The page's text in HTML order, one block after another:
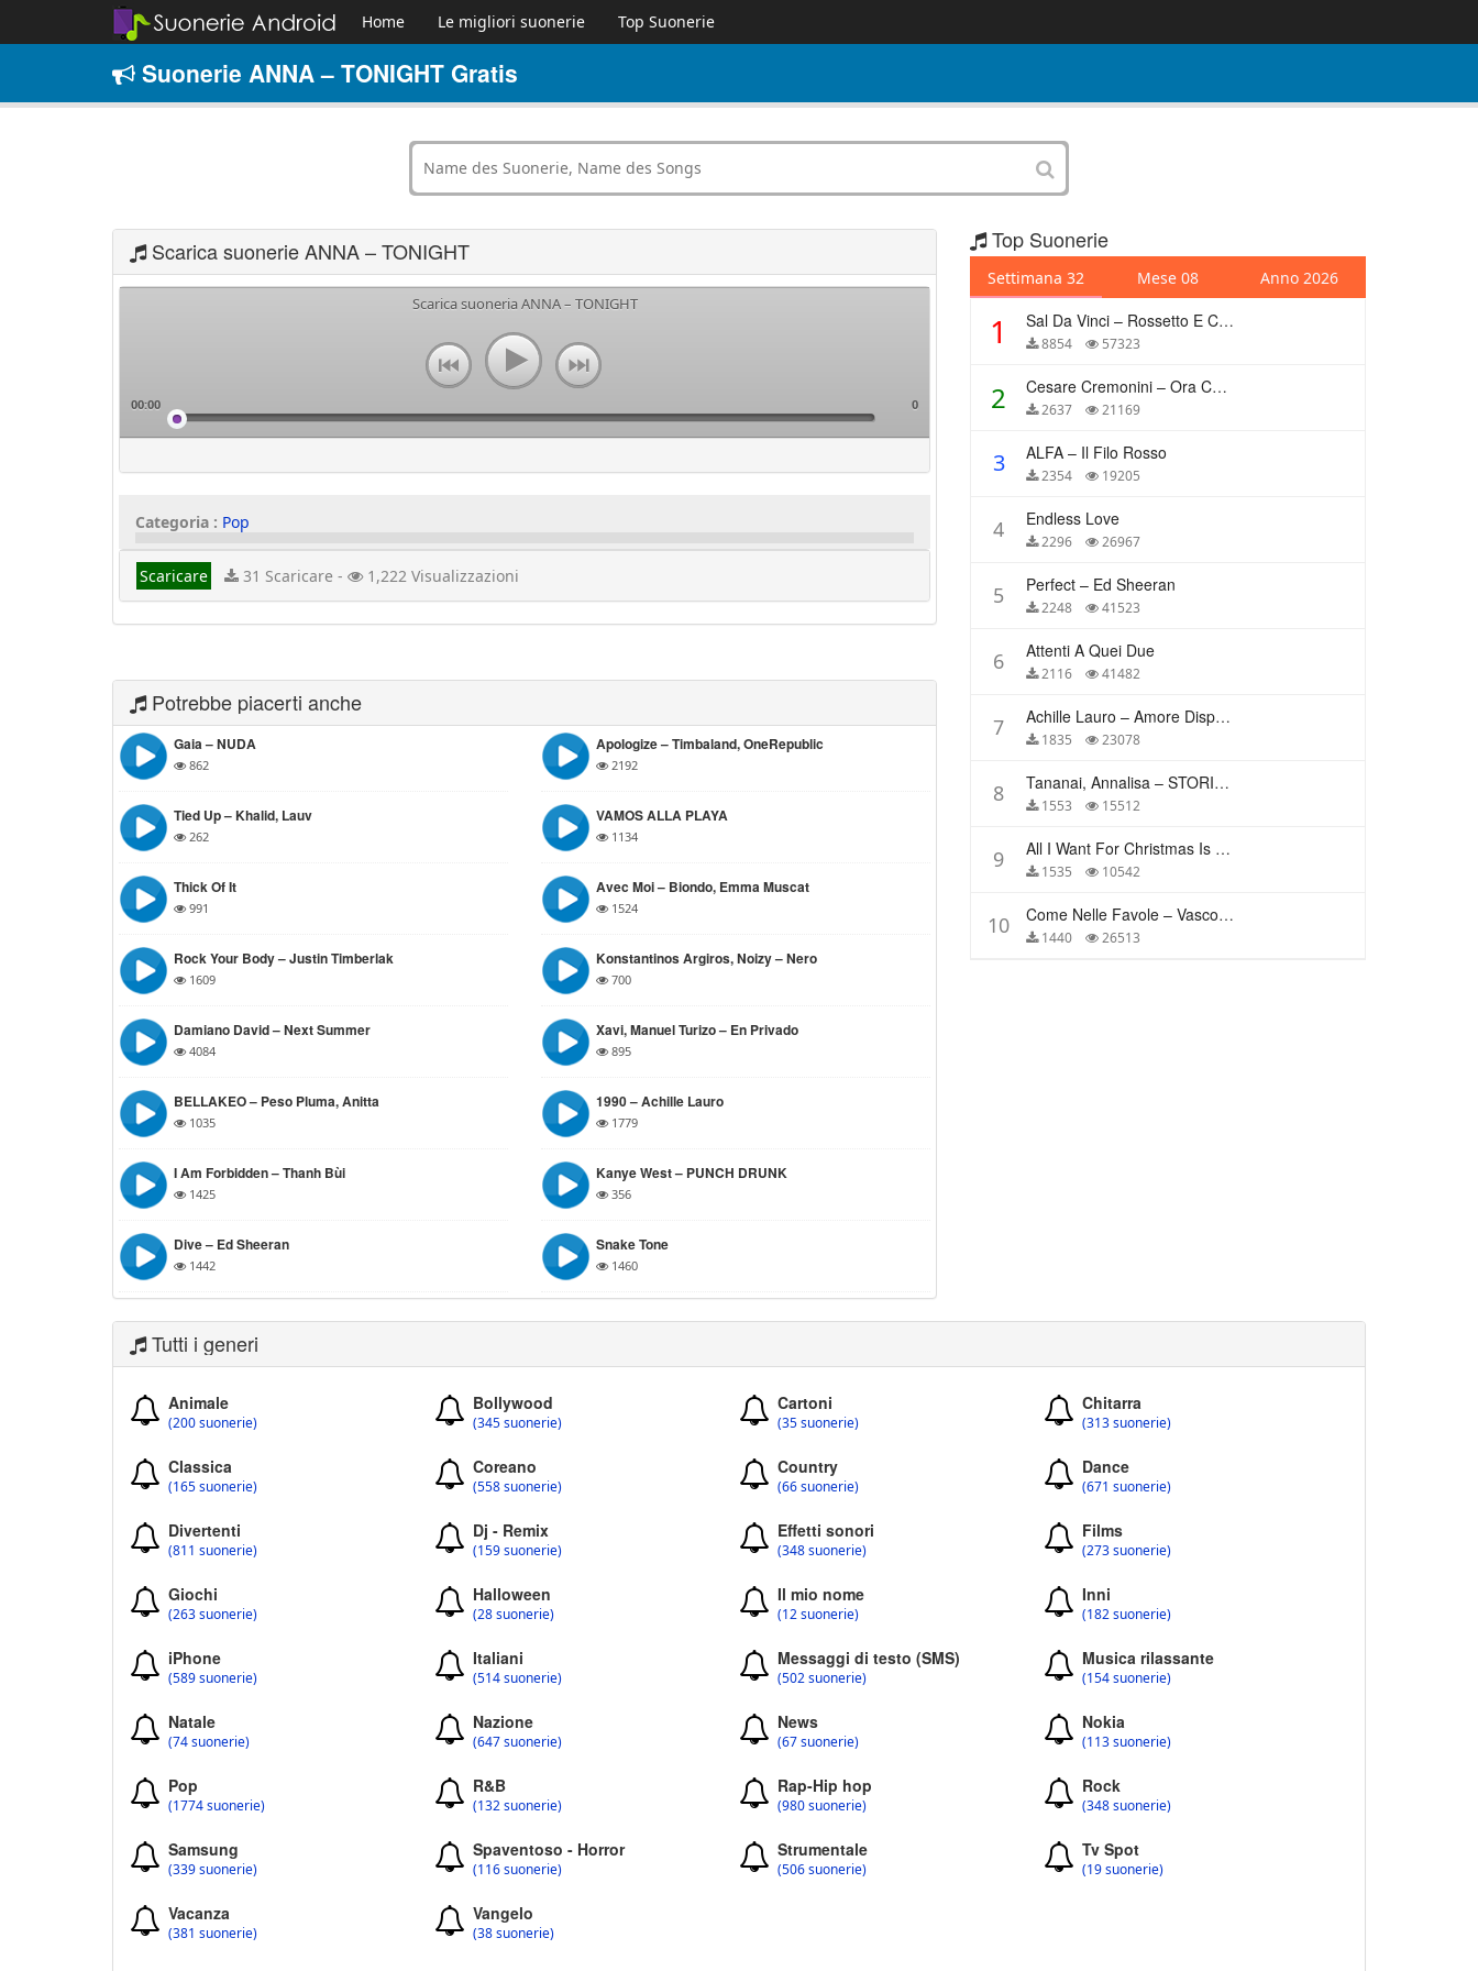
Home Le migliori suonerie Top Suonerie
Suonerie ANNA – TONIGHT Gratis
Scarica suonerie ANNA – TONIGHT
Scarica suoneria ANNA – TONIGHT
00:00 0
Categoria : Pop
Scaricare 31 Scaricare - 1,222 Visualizzazioni
Potrebbe piacerti anche
Gaia – NUDA
862
Apologize – Timbaland, OneRepublic
2192
Tied Up – Khalid, Lauv
262
VAMOS ALLA PLAYA
1134
Thick Of It
991
Avec Moi – Biondo, Emma Muscat
1524
Rock Your Body – Justin Timberlak
1609
Konstantinos Argiros, Noizy – Nero
700
Damiano David – Next Summer
4084
Xavi, Manuel Turizo – En Privado
895
BELLAKEO – Peso Pluma, Anitta
1035
1990 – Achille Lauro
1779
I Am Forbidden – Thanh Bùi
1425
Kanye West – PUNCH DRUNK
356
Dive – Ed Sheeran
1442
Snake Tone
1460
Top Suonerie
Settimana 32 Mese 08 Anno 2026
1 Sal Da Vinci – Rossetto E Caffè
8854 57323
2 Cesare Cremonini – Ora Che Non Ho Più Te
2637 21169
3 ALFA – Il Filo Rosso
2354 19205
4 Endless Love
2296 26967
5 Perfect – Ed Sheeran
2248 41523
6 Attenti A Quei Due
2116 41482
7 Achille Lauro – Amore Disperato
1835 23078
8 Tananai, Annalisa – STORIE BREVI
1553 15512
9 All I Want For Christmas Is You – Mariah Carey
1535 10542
10 Come Nelle Favole – Vasco Rossi
1440 26513
Tutti i generi
Animale
(200 suonerie)
Bollywood
(345 suonerie)
Cartoni
(35 suonerie)
Chitarra
(313 suonerie)
Classica
(165 suonerie)
Coreano
(558 suonerie)
Country
(66 suonerie)
Dance
(671 suonerie)
Divertenti
(811 suonerie)
Dj - Remix
(159 suonerie)
Effetti sonori
(348 suonerie)
Films
(273 suonerie)
Giochi
(263 suonerie)
Halloween
(28 suonerie)
Il mio nome
(12 suonerie)
Inni
(182 suonerie)
iPhone
(589 suonerie)
Italiani
(514 suonerie)
Messaggi di testo (SMS)
(502 suonerie)
Musica rilassante
(154 suonerie)
Natale
(74 suonerie)
Nazione
(647 suonerie)
News
(67 suonerie)
Nokia
(113 suonerie)
Pop
(1774 suonerie)
R&B
(132 suonerie)
Rap-Hip hop
(980 suonerie)
Rock
(348 suonerie)
Samsung
(339 suonerie)
Spaventoso - Horror
(116 suonerie)
Strumentale
(506 suonerie)
Tv Spot
(19 suonerie)
Vacanza
(381 suonerie)
Vangelo
(38 suonerie)